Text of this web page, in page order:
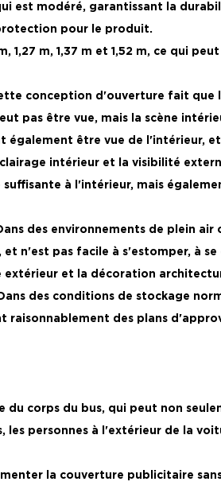
est modéré, garantissant la
pour le produit.
m, 1,37 m et 1,52 m, ce qui
conception d'ouverture fait
pas être vue, mais la scène
être vue de l'intérieur,
intérieur et la visibilité
à l'intérieur, mais
des environnements de plein
n'est pas facile à s'estomper, à
extérieur et la décoration
des conditions de stockage
raisonnablement des plans
du corps du bus, qui peut non
les personnes à l'extérieur de la
la couverture publicitaire